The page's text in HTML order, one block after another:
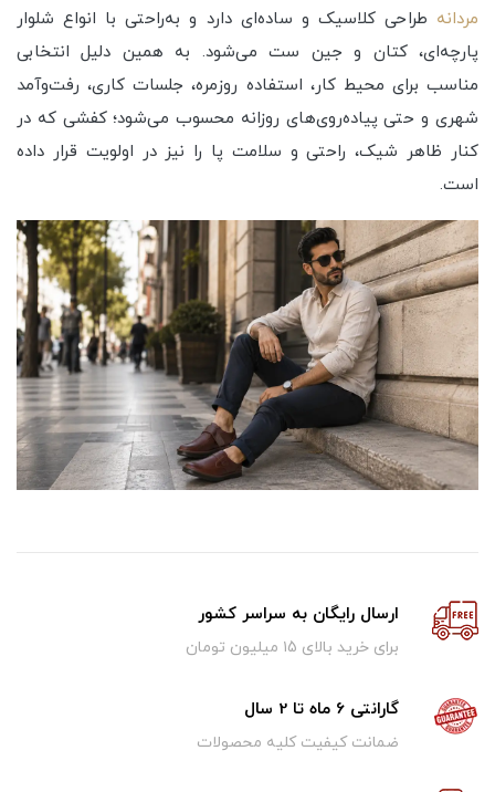
مردانه طراحی کلاسیک و ساده‌ای دارد و به‌راحتی با انواع شلوار
پارچه‌ای، کتان و جین ست می‌شود. به همین دلیل انتخابی
مناسب برای محیط کار، استفاده روزمره، جلسات کاری، رفت‌وآمد
شهری و حتی پیاده‌روی‌های روزانه محسوب می‌شود؛ کفشی که در
کنار ظاهر شیک، راحتی و سلامت پا را نیز در اولویت قرار داده
است.
ارسال رایگان به سراسر کشور
برای خرید بالای ۱5 میلیون تومان
گارانتی 6 ماه تا 2 سال
ضمانت کیفیت کلیه محصولات